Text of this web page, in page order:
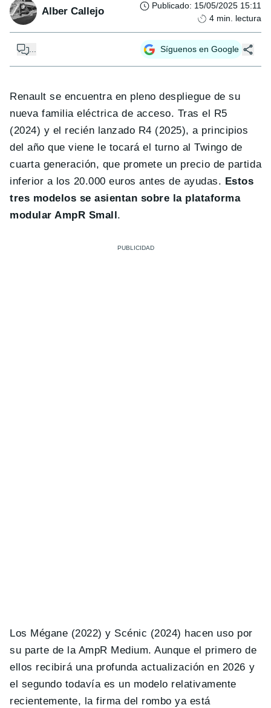
Alber Callejo Publicado: 15/05/2025 15:11
4 min. lectura
... Síguenos en Google
Renault se encuentra en pleno despliegue de su
nueva familia eléctrica de acceso. Tras el R5
(2024) y el recién lanzado R4 (2025), a principios
del año que viene le tocará el turno al Twingo de
cuarta generación, que promete un precio de partida
inferior a los 20.000 euros antes de ayudas. Estos
tres modelos se asientan sobre la plataforma
modular AmpR Small .
Los Mégane (2022) y Scénic (2024) hacen uso por
su parte de la AmpR Medium. Aunque el primero de
ellos recibirá una profunda actualización en 2026 y
el segundo todavía es un modelo relativamente
recientemente, la firma del rombo ya está